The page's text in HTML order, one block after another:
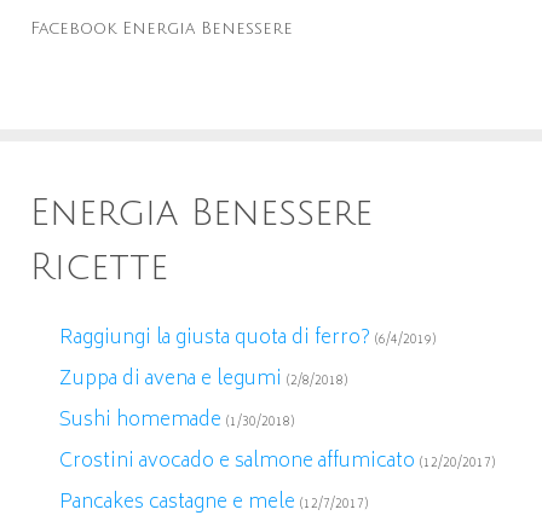
Facebook Energia Benessere
Energia Benessere
Ricette
Raggiungi la giusta quota di ferro? (6/4/2019)
Zuppa di avena e legumi (2/8/2018)
Sushi homemade (1/30/2018)
Crostini avocado e salmone affumicato (12/20/2017)
Pancakes castagne e mele (12/7/2017)